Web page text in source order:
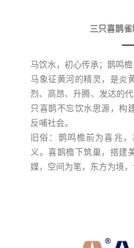
三只喜鹊
马饮水，初心传承；鹊鸣
马象征黄河的精灵，是炎
烈、高昂、升腾、发达的
只喜鹊不忘饮水思源，构
反哺社会。
旧俗：鹊鸣檐前为喜兆
义。喜鹊檐下筑巢，搭建
媒，空间为笔，东方为境，